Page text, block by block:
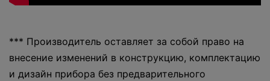
*** Производитель оставляет за собой право на
внесение изменений в конструкцию, комплектацию
и дизайн прибора без предварительного